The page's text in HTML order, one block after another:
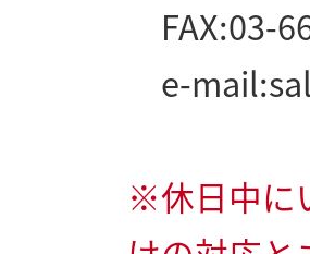
FAX:03-
e-mail:
※休日中に